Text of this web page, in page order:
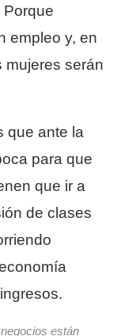
empleo y, en
mujeres serán
que ante la
para que
que ir a
de clases
están